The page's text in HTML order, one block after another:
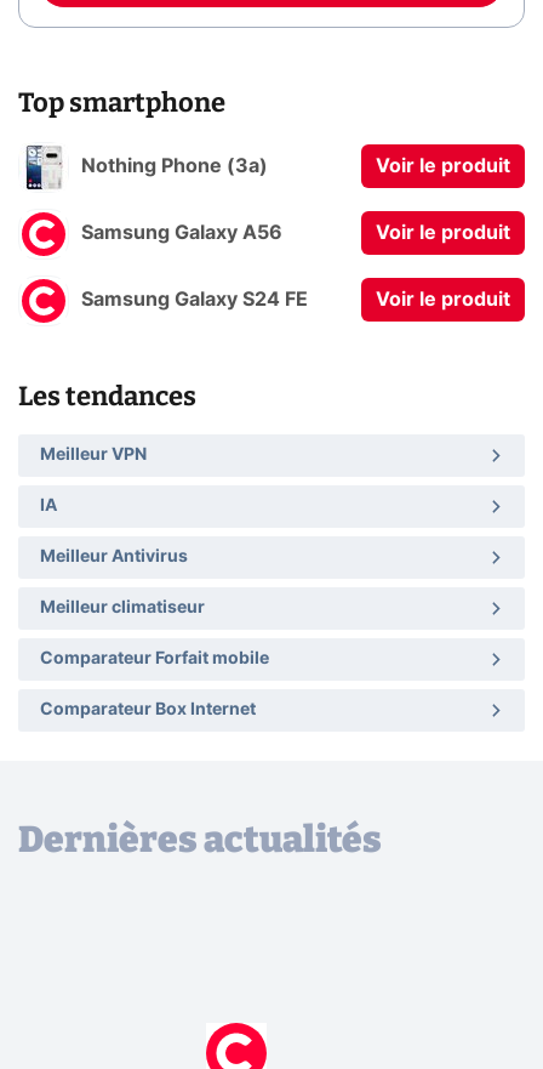
Top smartphone
Nothing Phone (3a) Voir le produit
Samsung Galaxy A56 Voir le produit
Samsung Galaxy S24 FE Voir le produit
Les tendances
Meilleur VPN
IA
Meilleur Antivirus
Meilleur climatiseur
Comparateur Forfait mobile
Comparateur Box Internet
Dernières actualités